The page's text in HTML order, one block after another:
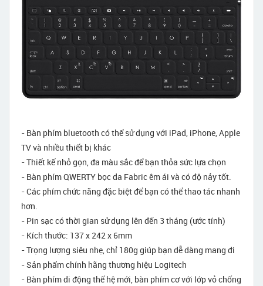
- Bàn phím bluetooth có thể sử dụng với iPad, iPhone, Apple
TV và nhiều thiết bị khác
- Thiết kế nhỏ gọn, đa màu sắc để bạn thỏa sức lựa chọn
- Bàn phím QWERTY bọc da Fabric êm ái và có độ nảy tốt.
- Các phím chức năng đặc biệt để bạn có thể thao tác nhanh
hơn.
- Pin sạc có thời gian sử dụng lên đến 3 tháng (ước tính)
- Kích thước: 137 x 242 x 6mm
- Trọng lượng siêu nhẹ, chỉ 180g giúp bạn dễ dàng mang đi
- Sản phẩm chính hãng thương hiệu Logitech
- Bàn phím di động thế hệ mới, bàn phím cơ với lớp vỏ chống